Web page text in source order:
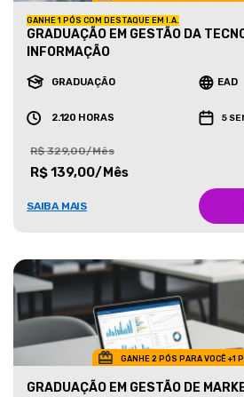
GANHE 1 PÓS COM DESTAQUE EM I.A.
GRADUAÇÃO EM GESTÃO DA
INFORMAÇÃO
GRADUAÇÃO EAD
2.120 HORAS 5
R$ 329,00/Mês
R$ 139,00/Mês
SAIBA MAIS
GANHE 2 PÓS PARA VOCÊ +1
GRADUAÇÃO EM GESTÃO DE